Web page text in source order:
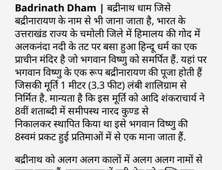
Badrinath Dham | बद्रीनाथ धाम जिसे
बद्रीनारायण के नाम से भी जाना जाता है, भारत के
उत्तराखंड राज्य के चमोली जिले में हिमालय की गोद में
अलकनंदा नदी के तट पर बसा हुआ हिन्दू धर्म का एक
प्राचीन मंदिर है जो भगवान विष्णु को समर्पित हैं. यहां पर
भगवान विष्णु के एक रूप बद्रीनारायण की पूजा होती हैं
जिसकी मूर्ति 1 मीटर (3.3 फीट) लंबी शालिग्राम से
निर्मित है. मान्यता है कि इस मूर्ति को आदि शंकराचार्य ने
8वीं शताब्दी में समीपस्थ नारद कुण्ड से
निकालकर स्थापित किया था इसे भगवान विष्णु की
8स्वमं प्रकट हुई प्रतिमाओं में से एक माना जाता हैं.
बद्रीनाथ को अलग अलग कालों में अलग अलग नामों से